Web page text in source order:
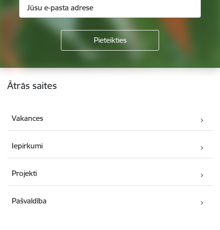
Kājene
Ātrās saites
Vakances
Iepirkumi
Projekti
Pašvaldība